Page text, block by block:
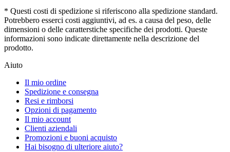
* Questi costi di spedizione si riferiscono alla spedizione standard.
Potrebbero esserci costi aggiuntivi, ad es. a causa del peso, delle
dimensioni o delle caratterstiche specifiche dei prodotti. Queste
informazioni sono indicate direttamente nella descrizione del
prodotto.
Aiuto
Il mio ordine
Spedizione e consegna
Resi e rimborsi
Opzioni di pagamento
Il mio account
Clienti aziendali
Promozioni e buoni acquisto
Hai bisogno di ulteriore aiuto?